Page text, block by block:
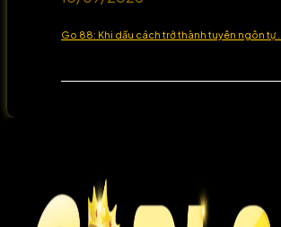
Go 88: Khi dấu cách trở thành tuyên ngôn tự ...